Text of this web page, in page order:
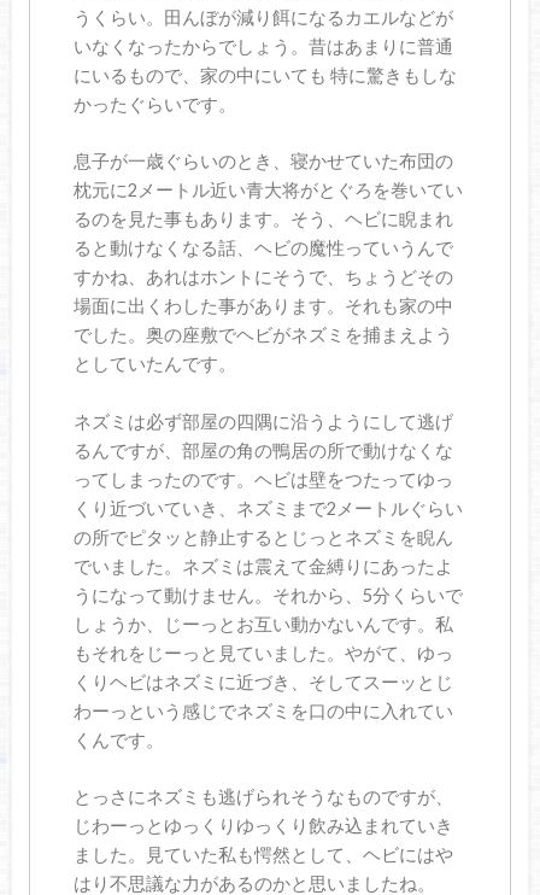
うくらい。田んぼが減り餌になるカエルなどが
いなくなったからでしょう。昔はあまりに普通
にいるもので、家の中にいても 特に驚きもしな
かったぐらいです。
息子が一歳ぐらいのとき、寝かせていた布団の
枕元に2メートル近い青大将がとぐろを巻いてい
るのを見た事もあります。そう、ヘビに睨まれ
ると動けなくなる話、ヘビの魔性っていうんで
すかね、あれはホントにそうで、ちょうどその
場面に出くわした事があります。それも家の中
でした。奥の座敷でヘビがネズミを捕まえよう
としていたんです。
ネズミは必ず部屋の四隅に沿うようにして逃げ
るんですが、部屋の角の鴨居の所で動けなくな
ってしまったのです。ヘビは壁をつたってゆっ
くり近づいていき、ネズミまで2メートルぐらい
の所でピタッと静止するとじっとネズミを睨ん
でいました。ネズミは震えて金縛りにあったよ
うになって動けません。それから、5分くらいで
しょうか、じーっとお互い動かないんです。私
もそれをじーっと見ていました。やがて、ゆっ
くりヘビはネズミに近づき、そしてスーッとじ
わーっという感じでネズミを口の中に入れてい
くんです。
とっさにネズミも逃げられそうなものですが、
じわーっとゆっくりゆっくり飲み込まれていき
ました。見ていた私も愕然として、ヘビにはや
はり不思議な力があるのかと思いましたね。